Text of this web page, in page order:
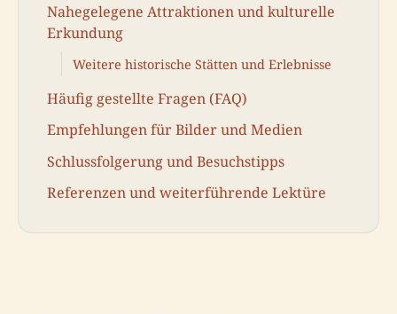
Nahegelegene Attraktionen und kulturelle
Erkundung
Weitere historische Stätten und Erlebnisse
Häufig gestellte Fragen (FAQ)
Empfehlungen für Bilder und Medien
Schlussfolgerung und Besuchstipps
Referenzen und weiterführende Lektüre